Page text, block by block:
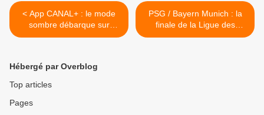
< App CANAL+ : le mode
sombre débarque sur
Android TV !
PSG / Bayern Munich : la
finale de la Ligue des
Champions 2026 à vivre sur
Hébergé par Overblog
Top articles
Pages